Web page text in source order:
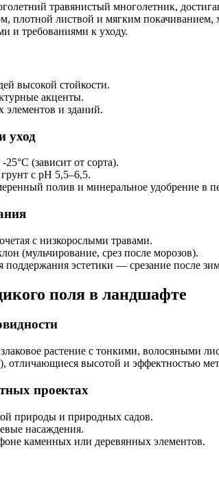
травянистый многолетник,
плотной листвой и мягким покачиванием,
и требованиями к уходу.
высокой стойкости.
акценты.
элементов и зданий.
уход
(зависит от сорта).
с pH 5,5–6,5.
полив и минеральное удобрение в
с низкорослыми травами.
(мульчирование, срез после морозов).
поддержания эстетики — срезание после
поля в ландшафте
растение с тонкими, волосяными
отличающиеся высотой и эффектностью
проектах
природы и природных садов.
насаждения.
каменных или деревянных элементов.